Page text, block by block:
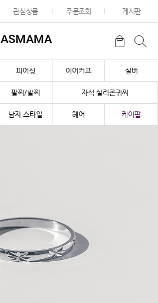
관심상품 주문조회 게시판
ASMAMA
피어싱 이어커프 실버
팔찌/발찌 자석 실리콘귀찌
남자 스타일 헤어 케이팝